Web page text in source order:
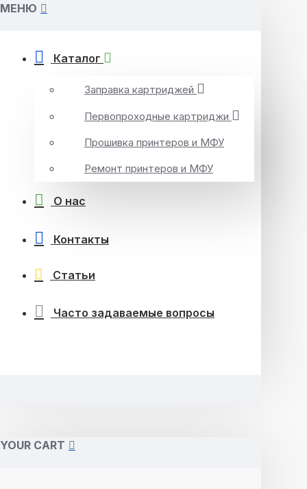
МЕНЮ
Каталог
Заправка картриджей
Первопроходные картриджи
Прошивка принтеров и МФУ
Ремонт принтеров и МФУ
О нас
Контакты
Статьи
Часто задаваемые вопросы
YOUR CART